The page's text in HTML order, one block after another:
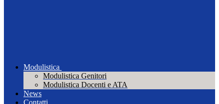
Modulistica
Modulistica Genitori
Modulistica Docenti e ATA
News